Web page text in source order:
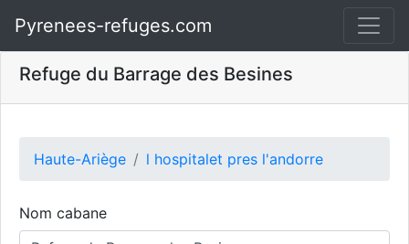
Pyrenees-refuges.com
Refuge du Barrage des Besines
Haute-Ariège l hospitalet pres l'andorre
Nom cabane